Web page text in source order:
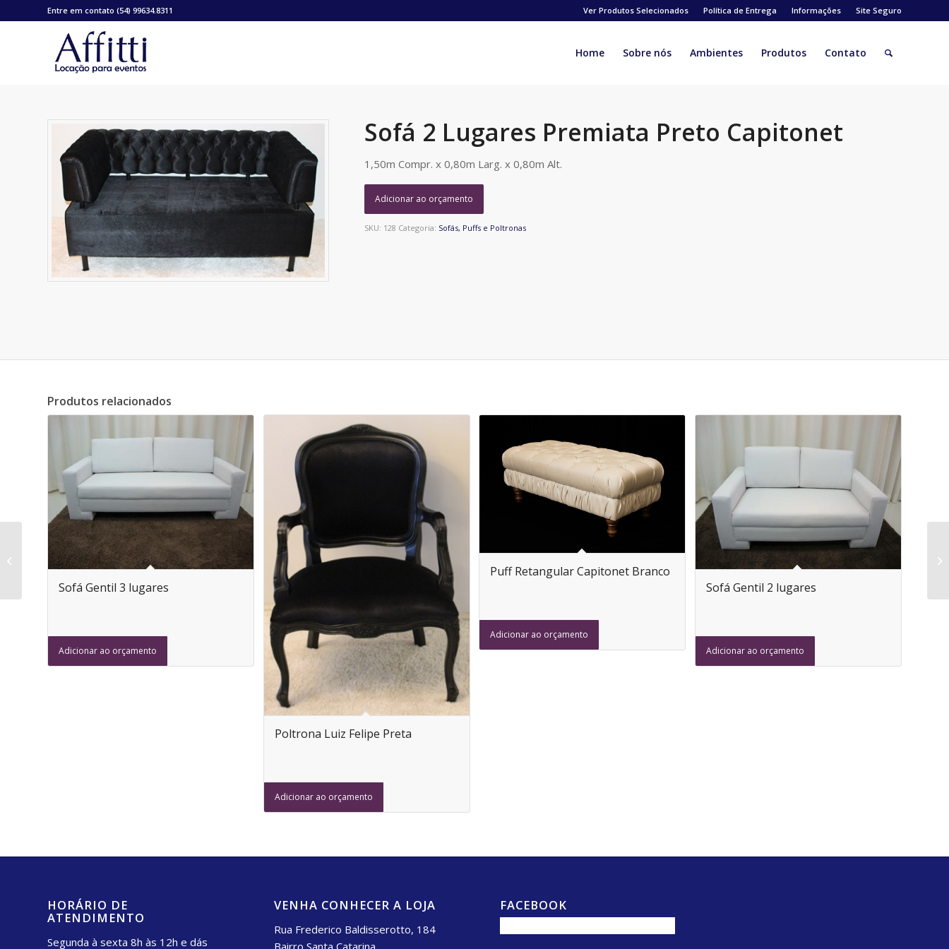
Ver Produtos Selecionados Política de Entrega Informações Site Seguro
Entre em contato (54) 99634.8311
Home Sobre nós Ambientes Produtos Contato
Sofá 2 Lugares Premiata Preto Capitonet
1,50m Compr. x 0,80m Larg. x 0,80m Alt.
Adicionar ao orçamento
SKU: 128 Categoria: Sofás, Puffs e Poltronas
Produtos relacionados
Sofá Gentil 3 lugares
Adicionar ao orçamento
Poltrona Luiz Felipe Preta
Adicionar ao orçamento
Puff Retangular Capitonet Branco
Adicionar ao orçamento
Sofá Gentil 2 lugares
Adicionar ao orçamento
HORÁRIO DE
ATENDIMENTO
Segunda à sexta 8h às 12h e dás
VENHA CONHECER A LOJA
Rua Frederico Baldisserotto, 184
FACEBOOK
Sofá Luiz XV Preto